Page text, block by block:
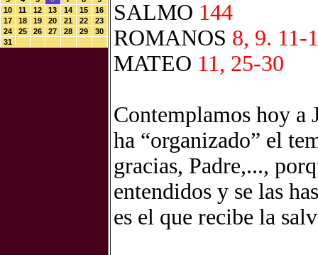
10
11 12 13 14 15
16
17
18 19 20 21 22
23
24
25 26 27 28 29
30
31
SALMO 144
ROMANOS 8, 9. 11-
MATEO 11, 25-30
Contemplamos hoy a
ha “organizado” el
gracias, Padre,...,
entendidos y se las
es el que recibe la